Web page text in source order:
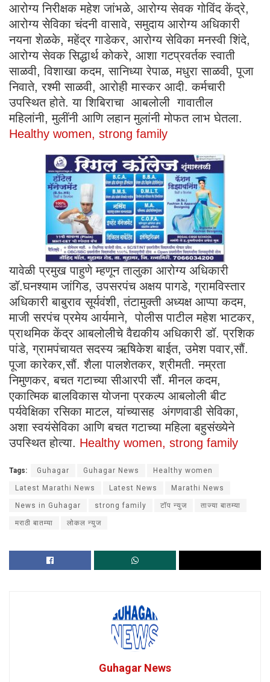
आरोग्य निरीक्षक महेश जांभळे, आरोग्य सेवक गोविंद केंद्रे,
आरोग्य सेविका चंदनी वासावे, समुदाय आरोग्य अधिकारी
नयना शेळके, महेंद्र गाडेकर, आरोग्य सेविका मनस्वी शिंदे,
आरोग्य सेवक सिद्धार्थ कोकरे, आशा गटप्रवर्तक स्वाती
साळवी, विशाखा कदम, सानिध्या रेपाळ, मधुरा साळवी, पूजा
निवाते, रश्मी साळवी, आरोही मास्कर आदी. कर्मचारी
उपस्थित होते. या शिबिराचा आबलोली गावातील
महिलांनी, मुलींनी आणि लहान मुलांनी मोफत लाभ घेतला.
Healthy women, strong family
यावेळी प्रमुख पाहुणे म्हणून तालुका आरोग्य अधिकारी
डॉ.घनश्याम जांगिड, उपसरपंच अक्षय पागडे, ग्रामविस्तार
अधिकारी बाबुराव सूर्यवंशी, तंटामुक्ती अध्यक्ष आप्पा कदम,
माजी सरपंच प्रमेय आर्यमाने, पोलीस पाटील महेश भाटकर,
प्राथमिक केंद्र आबलोलीचे वैद्यकीय अधिकारी डॉ. प्रशिक
पांडे, ग्रामपंचायत सदस्य ऋषिकेश बाईत, उमेश पवार,सौं.
पूजा कारेकर,सौं. शैला पालशेतकर, श्रीमती. नम्रता
निमुणकर, बचत गटाच्या सीआरपी सौं. मीनल कदम,
एकात्मिक बालविकास योजना प्रकल्प आबलोली बीट
पर्यवेक्षिका रसिका माटल, यांच्यासह अंगणवाडी सेविका,
अशा स्वयंसेविका आणि बचत गटाच्या महिला बहुसंख्येने
उपस्थित होत्या. Healthy women, strong family
Tags: Guhagar Guhagar News Healthy women
Latest Marathi News Latest News Marathi News
News in Guhagar strong family टॉप न्युज ताज्या बातम्या
मराठी बातम्या लोकल न्युज
Guhagar News